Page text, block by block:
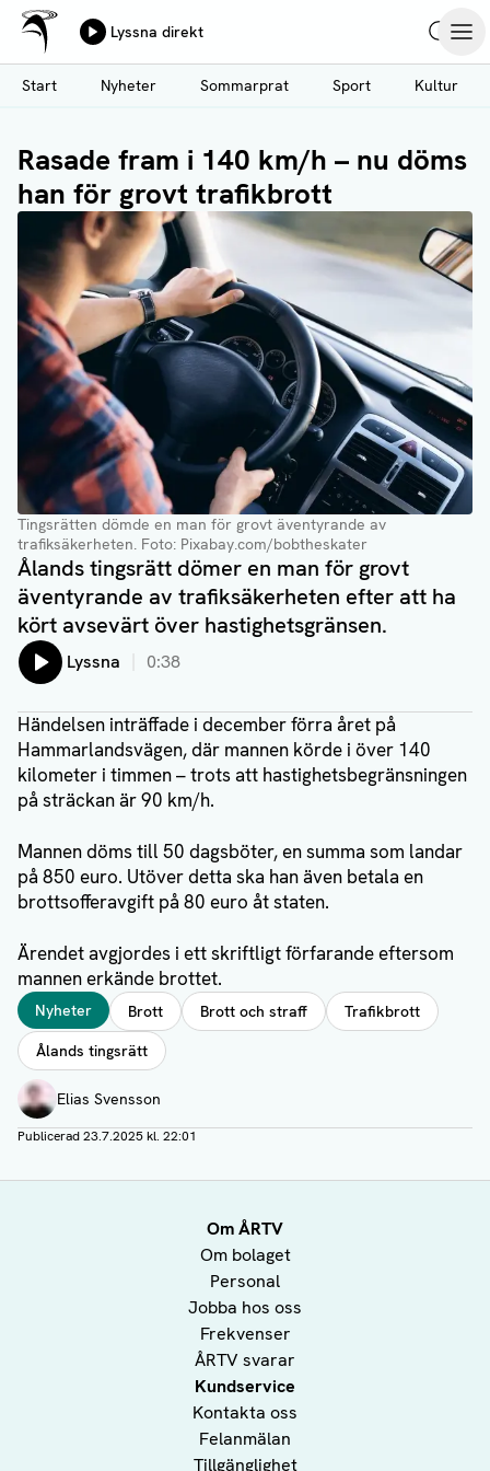
Hoppa
till
huvudinnehåll
Ålands Radio & TV
Lyssna direkt
Start
Nyheter Sommarprat Sport Kultur
Rasade fram i 140 km/h – nu döms
han för grovt trafikbrott
Tingsrätten dömde en man för grovt äventyrande av
trafiksäkerheten. Foto: Pixabay.com/bobtheskater
Ålands tingsrätt dömer en man för grovt
äventyrande av trafiksäkerheten efter att ha
kört avsevärt över hastighetsgränsen.
Lyssna på:
Lyssna 0:38
Händelsen inträffade i december förra året på
Hammarlandsvägen, där mannen körde i över 140
kilometer i timmen – trots att hastighetsbegränsningen
på sträckan är 90 km/h.
Mannen döms till 50 dagsböter, en summa som landar
på 850 euro. Utöver detta ska han även betala en
brottsofferavgift på 80 euro åt staten.
Ärendet avgjordes i ett skriftligt förfarande eftersom
mannen erkände brottet.
Taggar
Nyheter Brott Brott och straff
Trafikbrott
Ålands tingsrätt
Författare
Elias Svensson
Publicerad23.7.2025 kl. 22:01
Om ÅRTV
Om bolaget
Personal
Jobba hos oss
Frekvenser
ÅRTV svarar
Kundservice
Kontakta oss
Felanmälan
Tillgänglighet